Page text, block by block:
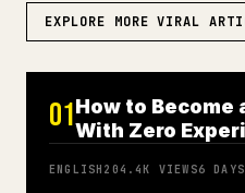
EXPLORE MORE VIRAL
01How to Become
With Zero
ENGLISH 204.4K VIEWS6